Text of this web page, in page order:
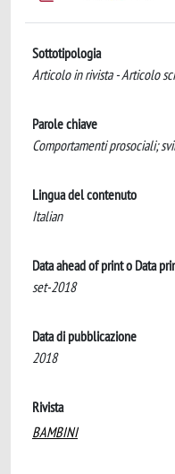
Sottotipologia
Articolo in rivista - Articolo
Parole chiave
Comportamenti prosociali;
Lingua del contenuto
Italian
Data ahead of print o Data
set-2018
Data di pubblicazione
2018
Rivista
BAMBINI